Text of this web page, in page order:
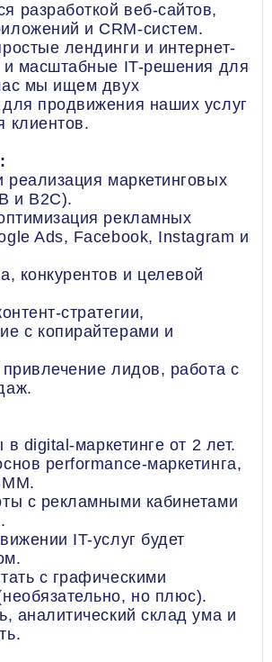
разработкой веб-сайтов,
и CRM-систем.
лендинги и интернет-
и масштабные IT-решения для
мы ищем двух
для продвижения наших услуг
клиентов.
реализация маркетинговых
и B2C).
рекламных
Ads, Facebook, Instagram и
конкурентов и целевой
стратегии,
с копирайтерами и
лидов, работа с
digital-маркетинге от 2 лет.
performance-маркетинга,
с рекламными кабинетами
IT-услуг будет
с графическими
но плюс).
аналитический склад ума и